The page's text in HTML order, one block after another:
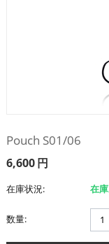
Pouch S01/06
6,600円
在庫状況: 在
数量: